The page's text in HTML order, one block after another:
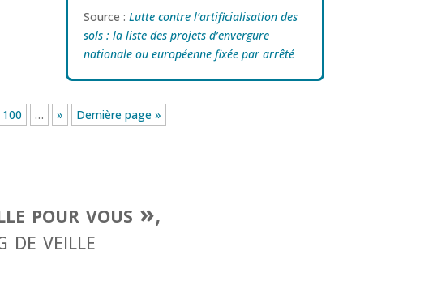
Source : Lutte contre l’artificialisation des
sols : la liste des projets d’envergure
nationale ou européenne fixée par arrêté
100 … » Dernière page »
pour vous »,
de veille